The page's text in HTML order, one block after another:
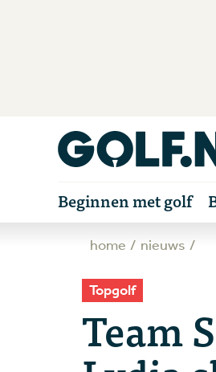
Beginnen met golf
home nieuws
Topgolf
Team